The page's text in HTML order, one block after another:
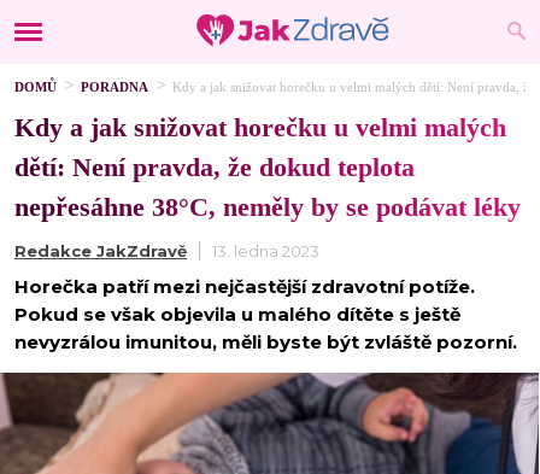
DOMŮ PORADNA Kdy a jak snižovat horečku u velmi malých dětí: Není pravda,
Kdy a jak snižovat horečku u velmi malých
dětí: Není pravda, že dokud teplota
nepřesáhne 38°C, neměly by se podávat léky
Redakce JakZdravě 13. ledna 2023
Horečka patří mezi nejčastější zdravotní potíže.
Pokud se však objevila u malého dítěte s ještě
nevyzrálou imunitou, měli byste být zvláště pozorní.